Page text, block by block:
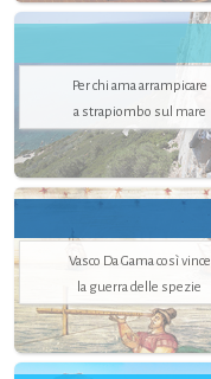
Per chi ama arrampicare
a strapiombo sul mare
Vasco Da Gama così vince
la guerra delle spezie